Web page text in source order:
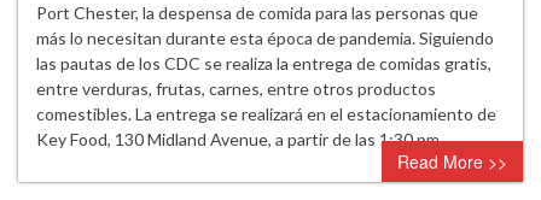
Port Chester, la despensa de comida para las personas que
más lo necesitan durante esta época de pandemia. Siguiendo
las pautas de los CDC se realiza la entrega de comidas gratis,
entre verduras, frutas, carnes, entre otros productos
comestibles. La entrega se realizará en el estacionamiento de
Key Food, 130 Midland Avenue, a partir de las 1:30 pm.
Read More >>